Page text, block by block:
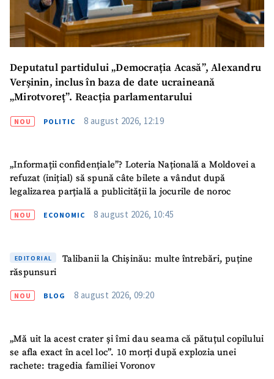
Deputatul partidului „Democrația Acasă”, Alexandru
Verșinin, inclus în baza de date ucraineană
„Mirotvoreț”. Reacția parlamentarului
NOU POLITIC 8 august 2026, 12:19
„Informații confidențiale”? Loteria Națională a Moldovei a
refuzat (inițial) să spună câte bilete a vândut după
legalizarea parțială a publicității la jocurile de noroc
NOU ECONOMIC 8 august 2026, 10:45
EDITORIAL
Talibanii la Chișinău: multe întrebări, puține
răspunsuri
NOU BLOG 8 august 2026, 09:20
„Mă uit la acest crater și îmi dau seama că pătuțul copilului
se afla exact în acel loc”. 10 morți după explozia unei
rachete: tragedia familiei Voronov
ȘTIREA MEA
Titlu știre
+ Adaugă titlu
+ Încarcă imagine
Mesajul știrei
+ Mesajul știrei